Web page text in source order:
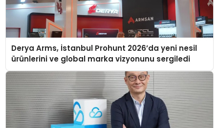
Derya Arms, İstanbul Prohunt 2026’da yeni nesil
ürünlerini ve global marka vizyonunu sergiledi